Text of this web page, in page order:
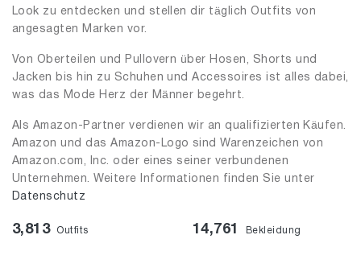
Look zu entdecken und stellen dir täglich Outfits von
angesagten Marken vor.
Von Oberteilen und Pullovern über Hosen, Shorts und
Jacken bis hin zu Schuhen und Accessoires ist alles dabei,
was das Mode Herz der Männer begehrt.
Als Amazon-Partner verdienen wir an qualifizierten Käufen.
Amazon und das Amazon-Logo sind Warenzeichen von
Amazon.com, Inc. oder eines seiner verbundenen
Unternehmen. Weitere Informationen finden Sie unter
Datenschutz
3,813 Outfits 14,761 Bekleidung